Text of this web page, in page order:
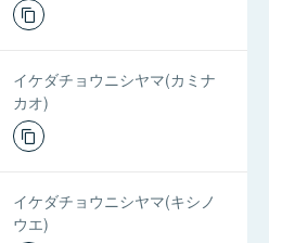
イケダチョウニシヤマ(カミナ
カオ)
イケダチョウニシヤマ(キシノ
ウエ)